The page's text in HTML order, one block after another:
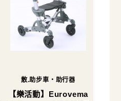
散.助步車・助行器
【樂活動】Eurovema